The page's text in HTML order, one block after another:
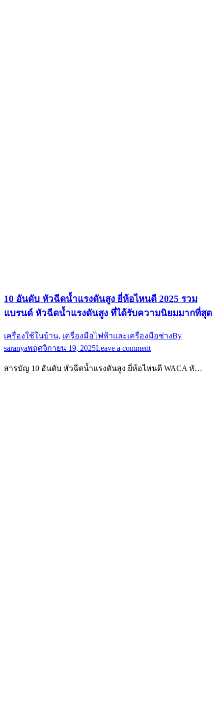
10 อันดับ หัวฉีดน้ำแรงดันสูง ยี่ห้อไหนดี 2025 รวม
แบรนด์ หัวฉีดน้ำแรงดันสูง ที่ได้รับความนิยมมากที่สุด
เครื่องใช้ในบ้าน, เครื่องมือไฟฟ้าและเครื่องมือช่างBy
saranyaพฤศจิกายน 19, 2025Leave a comment
สารบัญ 10 อันดับ หัวฉีดน้ำแรงดันสูง ยี่ห้อไหนดี WACA หั…